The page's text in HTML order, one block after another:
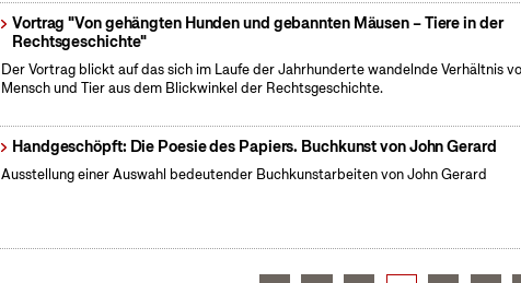
Vortrag "Von gehängten Hunden und gebannten Mäusen – Tiere in der
Rechtsgeschichte"
Der Vortrag blickt auf das sich im Laufe der Jahrhunderte wandelnde Verhältnis
Mensch und Tier aus dem Blickwinkel der Rechtsgeschichte.
Handgeschöpft: Die Poesie des Papiers. Buchkunst von John Gerard
Ausstellung einer Auswahl bedeutender Buchkunstarbeiten von John Gerard